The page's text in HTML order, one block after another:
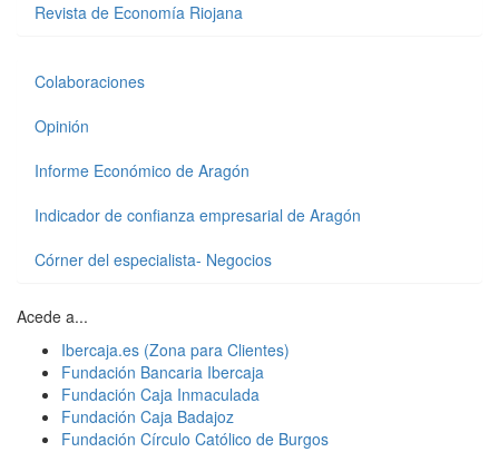
Revista de Economía Riojana
Colaboraciones
Opinión
Informe Económico de Aragón
Indicador de confianza empresarial de Aragón
Córner del especialista- Negocios
Acede a...
Ibercaja.es (Zona para Clientes)
Fundación Bancaria Ibercaja
Fundación Caja Inmaculada
Fundación Caja Badajoz
Fundación Círculo Católico de Burgos